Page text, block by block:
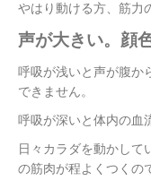
やはり動ける方、筋力
声が大きい。顔
呼吸が浅いと声が腹か
できません。
呼吸が深いと体内の血
日々カラダを動かして
の筋肉が程よくつくの